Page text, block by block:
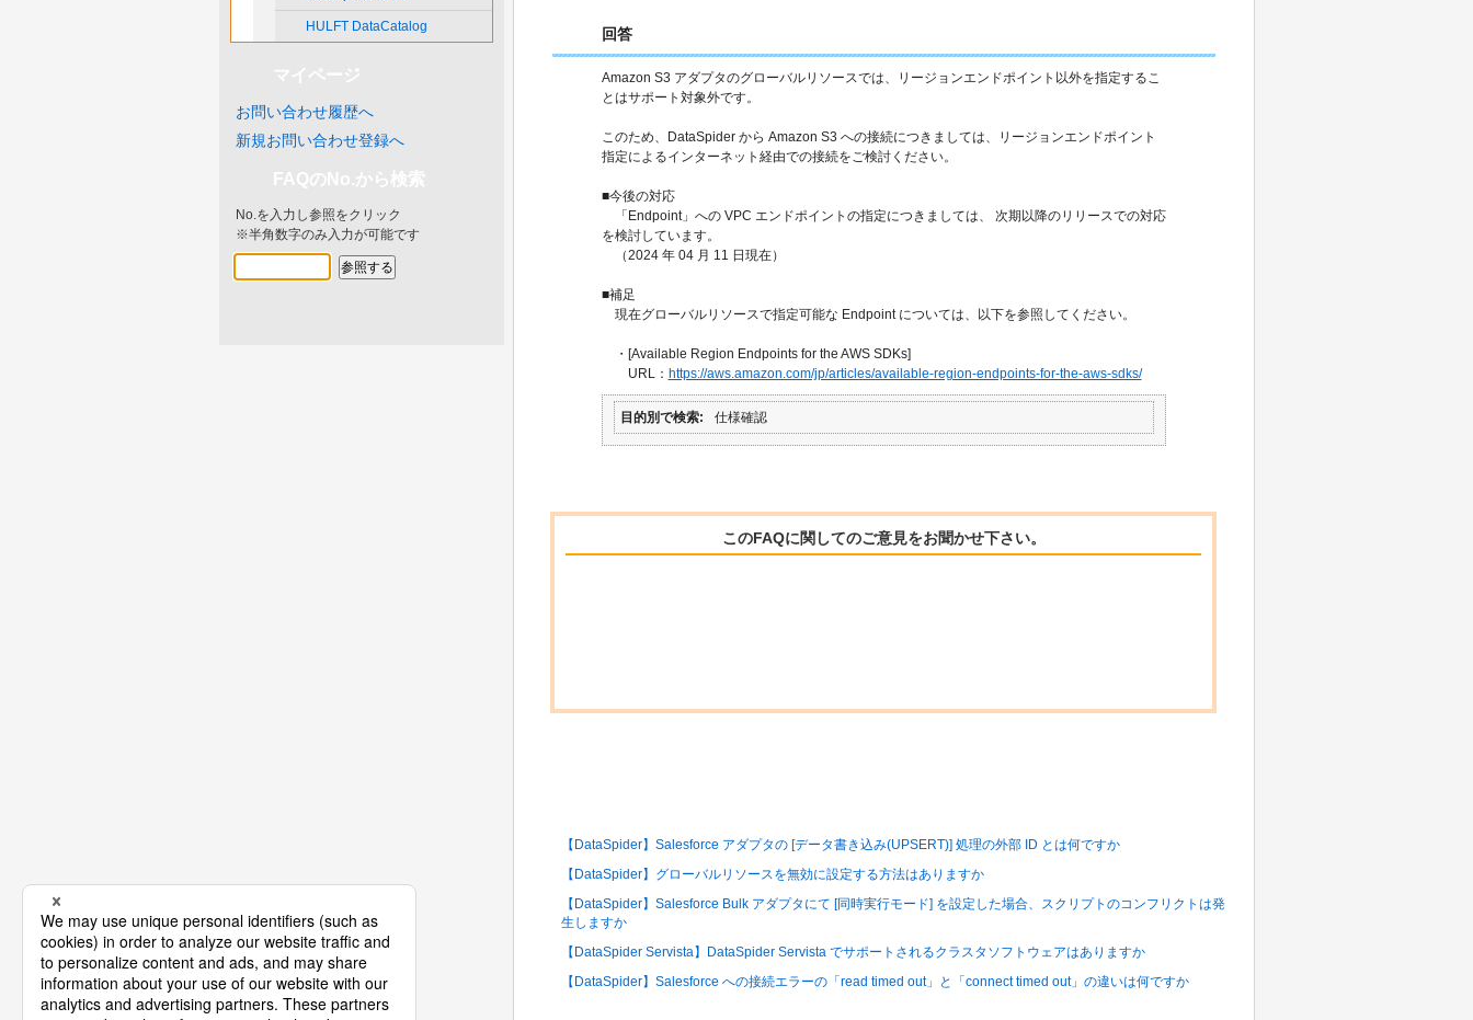
HULFT DataCatalog
お問い合わせ履歴へ
新規お問い合わせ登録へ
No.を入力し参照をクリック
※半角数字のみ入力が可能です
回答
Amazon S3 アダプタのグローバルリソースでは、リージョンエンドポイント以外を指定するこ
とはサポート対象外です。
このため、DataSpider から Amazon S3 への接続につきましては、リージョンエンドポイント
指定によるインターネット経由での接続をご検討ください。
■今後の対応
「Endpoint」への VPC エンドポイントの指定につきましては、 次期以降のリリースでの対応
を検討しています。
（2024 年 04 月 11 日現在）
■補足
現在グローバルリソースで指定可能な Endpoint については、以下を参照してください。
・[Available Region Endpoints for the AWS SDKs]
URL： https://aws.amazon.com/jp/articles/available-region-endpoints-for-the-aws-sdks/
目的別で検索 仕様確認
このFAQに関してのご意見をお聞かせ下さい。
【DataSpider】Salesforce アダプタの [データ書き込み(UPSERT)] 処理の外部 ID とは何ですか
【DataSpider】グローバルリソースを無効に設定する方法はありますか
【DataSpider】Salesforce Bulk アダプタにて [同時実行モード] を設定した場合、スクリプトのコンフリクトは発
生しますか
【DataSpider Servista】DataSpider Servista でサポートされるクラスタソフトウェアはありますか
【DataSpider】Salesforce への接続エラーの「read timed out」と「connect timed out」の違いは何ですか